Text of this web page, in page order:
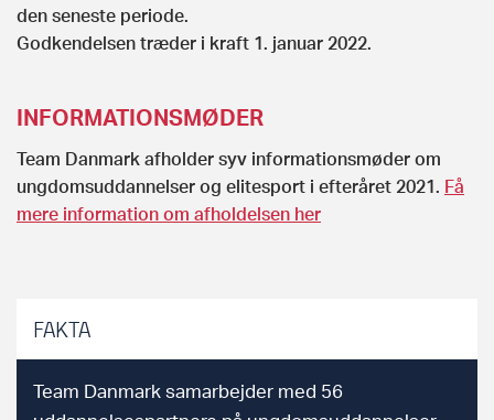
den seneste periode.
Godkendelsen træder i kraft 1. januar 2022.
INFORMATIONSMØDER
Team Danmark afholder syv informationsmøder om
ungdomsuddannelser og elitesport i efteråret 2021. Få
mere information om afholdelsen her
FAKTA
Team Danmark samarbejder med 56